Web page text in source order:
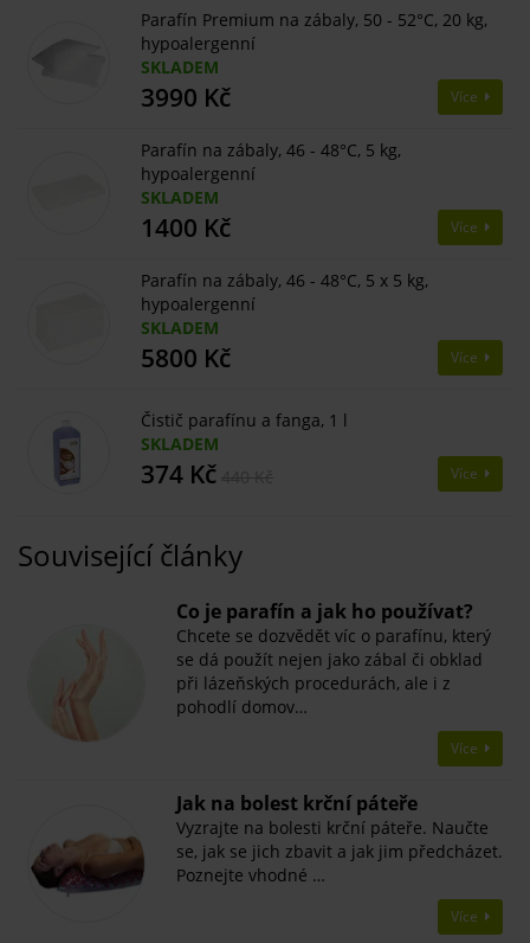
Parafín Premium na zábaly, 50 - 52°C, 20 kg,
hypoalergenní
SKLADEM
3990 Kč Více
Parafín na zábaly, 46 - 48°C, 5 kg,
hypoalergenní
SKLADEM
1400 Kč Více
Parafín na zábaly, 46 - 48°C, 5 x 5 kg,
hypoalergenní
SKLADEM
5800 Kč Více
Čistič parafínu a fanga, 1 l
SKLADEM
374 Kč Více
Související články
Co je parafín a jak ho používat?
Chcete se dozvědět víc o parafínu, který
se dá použít nejen jako zábal či obklad
při lázeňských procedurách, ale i z
pohodlí domov…
Více
Jak na bolest krční páteře
Vyzrajte na bolesti krční páteře. Naučte
se, jak se jich zbavit a jak jim předcházet.
Poznejte vhodné …
Více